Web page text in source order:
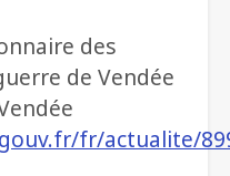
des
de Vendée
fr/actualite/